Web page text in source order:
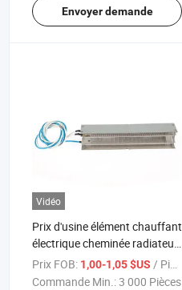
Envoyer demande
Vidéo
Prix d'usine élément chauffant
électrique cheminée radiateur
mural radiateur à plinthe
Prix FOB: 1,00-1,05 $US / Pièce
Commande Min.:3 000 Pièces